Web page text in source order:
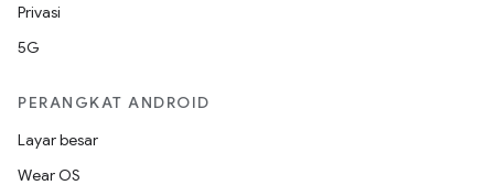
Privasi
5G
PERANGKAT ANDROID
Layar besar
Wear OS